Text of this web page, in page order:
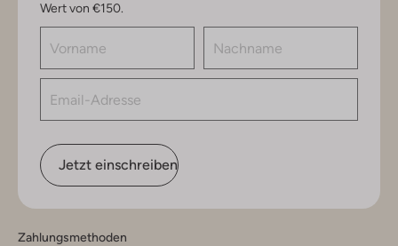
Wert von €150.
Jetzt einschreiben
Zahlungsmethoden